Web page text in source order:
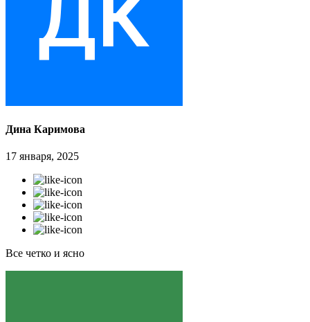
Дина Каримова
17 января, 2025
Все четко и ясно